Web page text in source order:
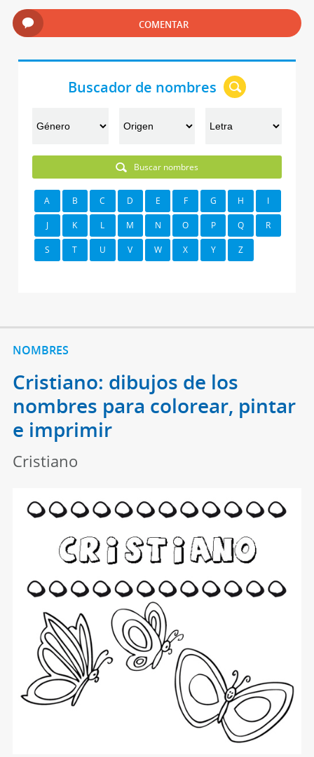
COMENTAR
Buscador de nombres
Buscar nombres
A B C D E F G H I
J K L M N O P Q R
S T U V W X Y Z
NOMBRES
Cristiano: dibujos de los
nombres para colorear, pintar
e imprimir
Cristiano